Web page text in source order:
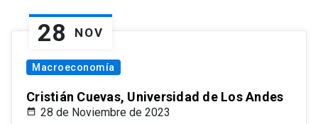
28 NOV
Macroeconomía
Cristián Cuevas, Universidad de Los Andes
28 de Noviembre de 2023